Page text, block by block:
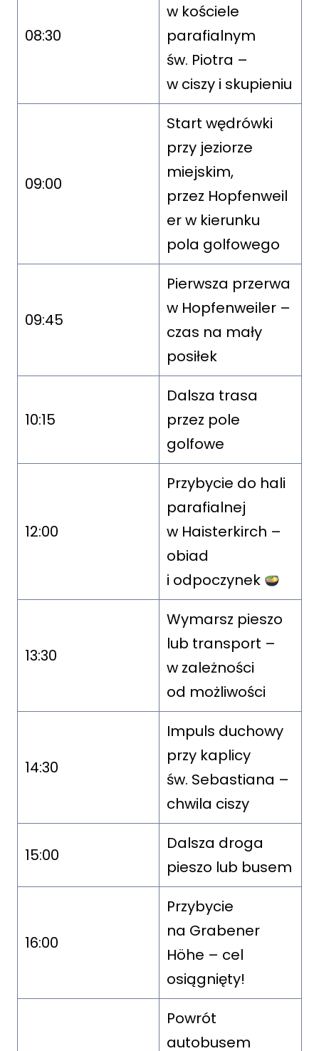
08:30
w kościele
parafialnym
św. Piotra –
w ciszy i skupieniu
09:00
Start wędrówki
przy jeziorze
miejskim,
przez Hopfenweil
er w kierunku
pola golfowego
09:45
Pierwsza przerwa
w Hopfenweiler –
czas na mały
posiłek
10:15
Dalsza trasa
przez pole
golfowe
12:00
Przybycie do hali
parafialnej
w Haisterkirch –
obiad
i odpoczynek
13:30
Wymarsz pieszo
lub transport –
w zależności
od możliwości
14:30
Impuls duchowy
przy kaplicy
św. Sebastiana –
chwila ciszy
15:00
Dalsza droga
pieszo lub busem
16:00
Przybycie
na Grabener
Höhe – cel
osiągnięty!
Powrót
autobusem